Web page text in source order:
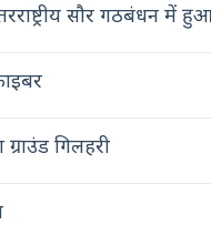
सौर गठबंधन में
ग्राउंड गिलहरी